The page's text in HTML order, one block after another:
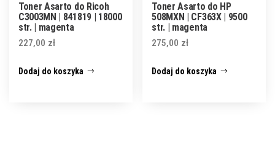
Toner Asarto do Ricoh
C3003MN | 841819 | 18000
str. | magenta
227,00 zł
Dodaj do koszyka
Toner Asarto do HP
508MXN | CF363X | 9500
str. | magenta
275,00 zł
Dodaj do koszyka